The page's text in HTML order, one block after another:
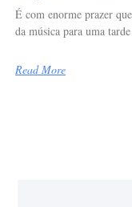
É com enorme prazer
da música para uma
Read More